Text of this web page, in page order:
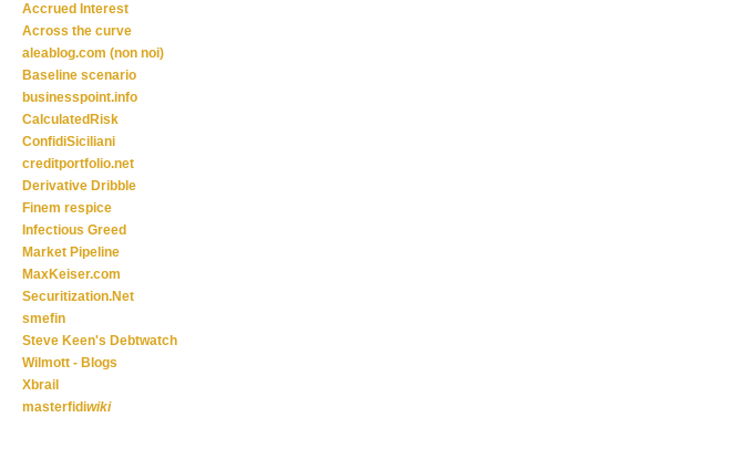
Accrued Interest
Across the curve
aleablog.com (non noi)
Baseline scenario
businesspoint.info
CalculatedRisk
ConfidiSiciliani
creditportfolio.net
Derivative Dribble
Finem respice
Infectious Greed
Market Pipeline
MaxKeiser.com
Securitization.Net
smefin
Steve Keen's Debtwatch
Wilmott - Blogs
Xbrail
masterfidiwiki